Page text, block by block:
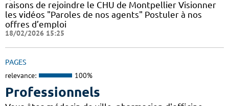
raisons de rejoindre le CHU de Montpellier Visionner
les vidéos "Paroles de nos agents" Postuler à nos
offres d’emploi
18/02/2026 15:25
PAGES
relevance: 100%
Professionnels